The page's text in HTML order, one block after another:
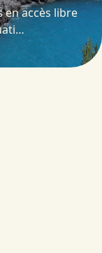
en accès libre
Proposition d’une méthode d’évaluation des variations de la biomasse de la strate arbustive sur des parcelles pâturées